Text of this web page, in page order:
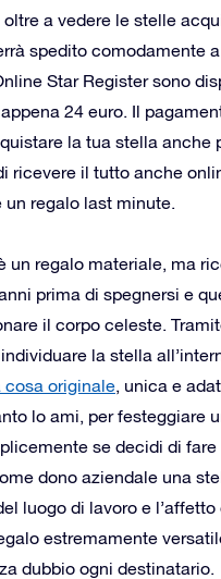
oltre a vedere le stelle
spedito comodamente
Star Register sono
24 euro. Il
la tua stella anche
ricevere il tutto anche
un regalo last minute.
un regalo materiale, ma
prima di spegnersi e
il corpo celeste.
la stella
cosa originale, unica e
lo ami, per festeggiare
se decidi di
dono aziendale una
luogo di lavoro e
estremamente
dubbio ogni destinatario.